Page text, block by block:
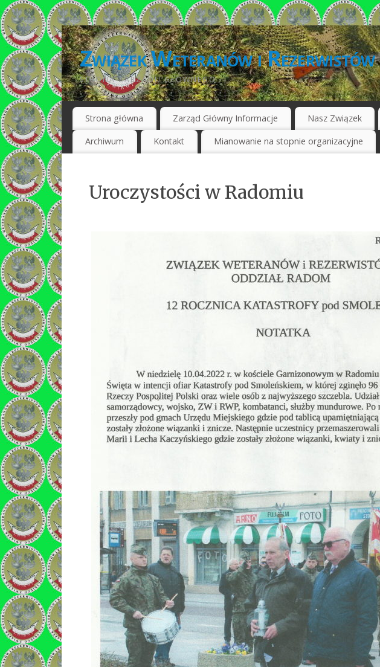
Związek Weteranów i
STRONA ZARZĄDU GŁÓWNEGO
Strona główna Zarząd Główny Informacje Nasz Związek
Archiwum Kontakt Mianowanie na stopnie organizacyjne
Uroczystości w Radomiu